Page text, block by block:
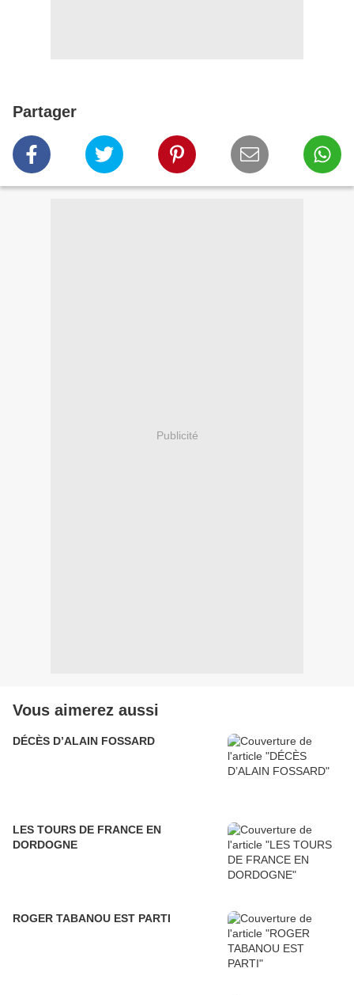
Partager
Publicité
Vous aimerez aussi
DÉCÈS D’ALAIN FOSSARD
LES TOURS DE FRANCE EN
DORDOGNE
ROGER TABANOU EST PARTI